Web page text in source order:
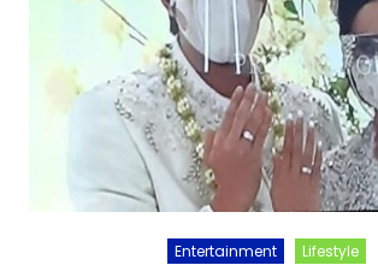
Entertainment Lifestyle